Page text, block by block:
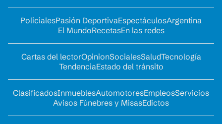
PolicialesPasión DeportivaEspectáculosArgentina
El MundoRecetasEn las redes
Cartas del lectorOpinionSocialesSaludTecnología
TendenciaEstado del tránsito
ClasificadosInmueblesAutomotoresEmpleosServicios
Avisos Fúnebres y MisasEdictos